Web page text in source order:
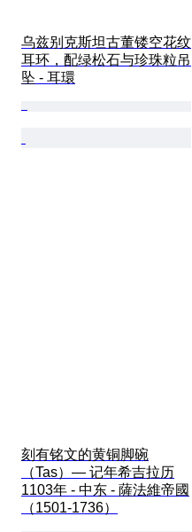
乌兹别克斯坦古董镂空花纹
耳环，配绿松石与珍珠粒吊
坠 - 耳環
刻有铭文的黄铜脚碗
（Tas）— 记年希吉拉历
1103年 - 中东 - 薩法維帝國
（1501-1736）